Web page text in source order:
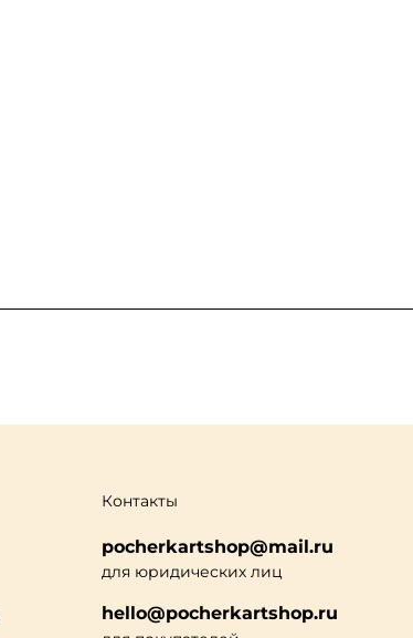
Контакты
pocherkartshop@mail.ru
для юридических лиц
hello@pocherkartshop.ru